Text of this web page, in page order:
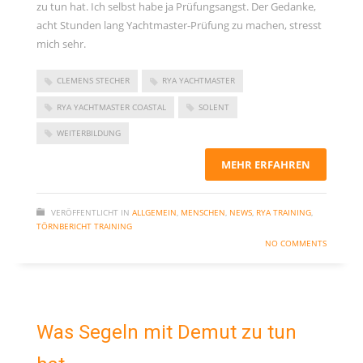
Kommentar-Feed
zu tun hat. Ich selbst habe ja Prüfungsangst. Der Gedanke,
acht Stunden lang Yachtmaster-Prüfung zu machen, stresst
mich sehr.
CLEMENS STECHER RYA YACHTMASTER
RYA YACHTMASTER COASTAL SOLENT
WEITERBILDUNG
MEHR ERFAHREN
VERÖFFENTLICHT IN ALLGEMEIN, MENSCHEN, NEWS, RYA TRAINING,
TÖRNBERICHT TRAINING
NO COMMENTS
Was Segeln mit Demut zu tun